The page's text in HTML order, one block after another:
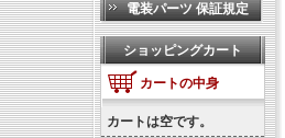
電装パーツ 保証規定
ショッピングカート
カートの中身
カートは空です。